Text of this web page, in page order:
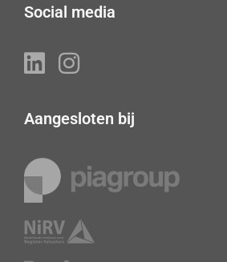
Social media
Aangesloten bij